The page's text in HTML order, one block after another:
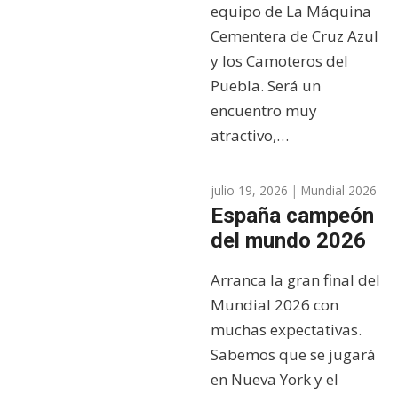
equipo de La Máquina
Cementera de Cruz Azul
y los Camoteros del
Puebla. Será un
encuentro muy
atractivo,…
España campeón
del mundo 2026
julio 19, 2026 | Mundial 2026
Arranca la gran final del
Mundial 2026 con
muchas expectativas.
Sabemos que se jugará
en Nueva York y el